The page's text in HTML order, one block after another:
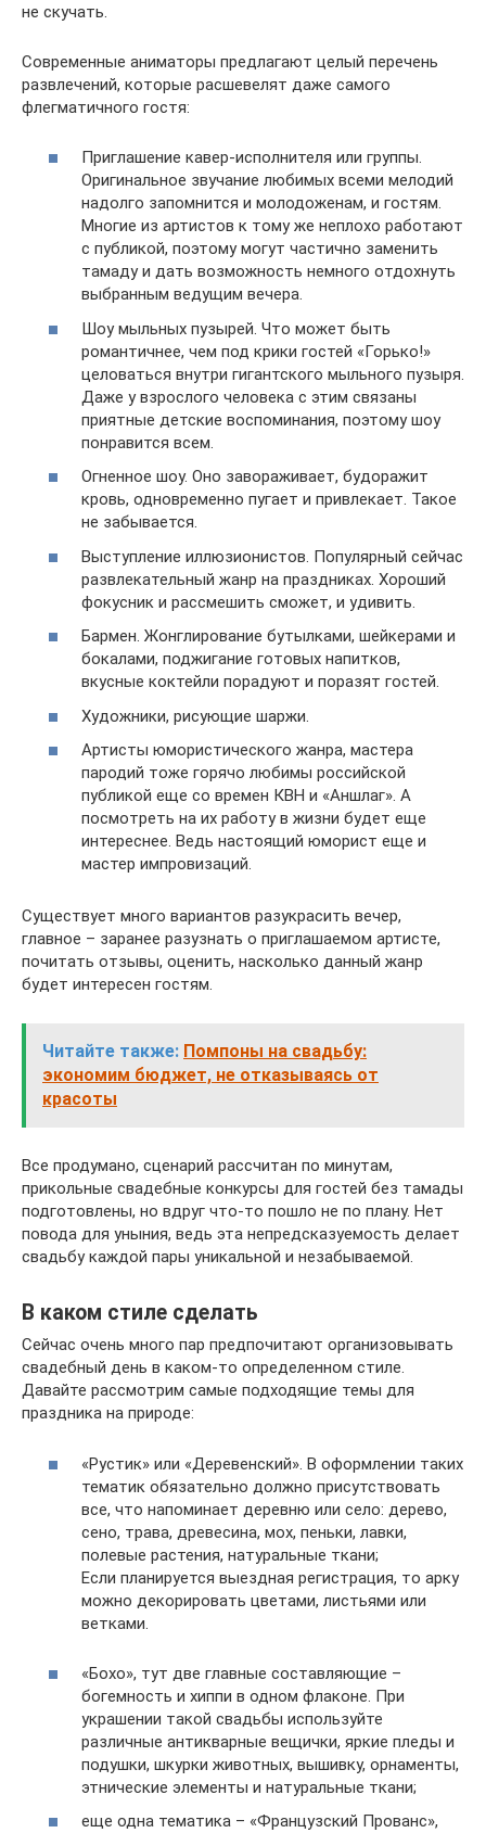
не скучать.
Современные аниматоры предлагают целый перечень
развлечений, которые расшевелят даже самого
флегматичного гостя:
Приглашение кавер-исполнителя или группы.
Оригинальное звучание любимых всеми мелодий
надолго запомнится и молодоженам, и гостям.
Многие из артистов к тому же неплохо работают
с публикой, поэтому могут частично заменить
тамаду и дать возможность немного отдохнуть
выбранным ведущим вечера.
Шоу мыльных пузырей. Что может быть
романтичнее, чем под крики гостей «Горько!»
целоваться внутри гигантского мыльного пузыря.
Даже у взрослого человека с этим связаны
приятные детские воспоминания, поэтому шоу
понравится всем.
Огненное шоу. Оно завораживает, будоражит
кровь, одновременно пугает и привлекает. Такое
не забывается.
Выступление иллюзионистов. Популярный сейчас
развлекательный жанр на праздниках. Хороший
фокусник и рассмешить сможет, и удивить.
Бармен. Жонглирование бутылками, шейкерами и
бокалами, поджигание готовых напитков,
вкусные коктейли порадуют и поразят гостей.
Художники, рисующие шаржи.
Артисты юмористического жанра, мастера
пародий тоже горячо любимы российской
публикой еще со времен КВН и «Аншлаг». А
посмотреть на их работу в жизни будет еще
интереснее. Ведь настоящий юморист еще и
мастер импровизаций.
Существует много вариантов разукрасить вечер,
главное – заранее разузнать о приглашаемом артисте,
почитать отзывы, оценить, насколько данный жанр
будет интересен гостям.
Читайте также: Помпоны на свадьбу:
экономим бюджет, не отказываясь от
красоты
Все продумано, сценарий рассчитан по минутам,
прикольные свадебные конкурсы для гостей без тамады
подготовлены, но вдруг что-то пошло не по плану. Нет
повода для уныния, ведь эта непредсказуемость делает
свадьбу каждой пары уникальной и незабываемой.
В каком стиле сделать
Сейчас очень много пар предпочитают организовывать
свадебный день в каком-то определенном стиле.
Давайте рассмотрим самые подходящие темы для
праздника на природе:
«Рустик» или «Деревенский». В оформлении таких
тематик обязательно должно присутствовать
все, что напоминает деревню или село: дерево,
сено, трава, древесина, мох, пеньки, лавки,
полевые растения, натуральные ткани;
Если планируется выездная регистрация, то арку
можно декорировать цветами, листьями или
ветками.
«Бохо», тут две главные составляющие –
богемность и хиппи в одном флаконе. При
украшении такой свадьбы используйте
различные антикварные вещички, яркие пледы и
подушки, шкурки животных, вышивку, орнаменты,
этнические элементы и натуральные ткани;
еще одна тематика – «Французский Прованс»,